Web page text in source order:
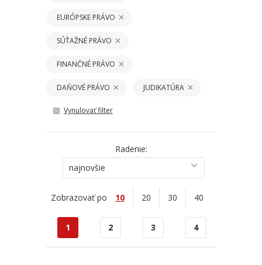
EURÓPSKE PRÁVO
SÚŤAŽNÉ PRÁVO
FINANČNÉ PRÁVO
DAŇOVÉ PRÁVO JUDIKATÚRA
Vynulovať filter
Radenie:
najnovšie
Zobrazovať po 10 20 30 40
1 2 3 4